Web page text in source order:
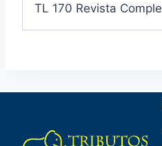
TL 170 Revista